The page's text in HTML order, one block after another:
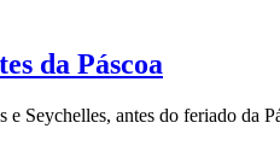
da Páscoa
antes do feriado da